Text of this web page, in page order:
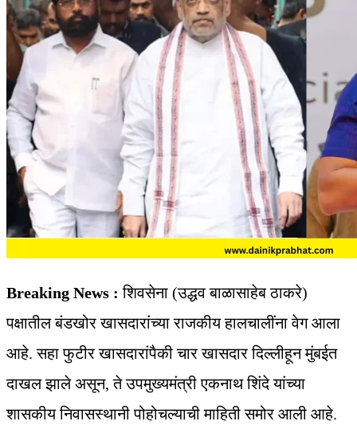
Breaking News : शिवसेना (उद्धव बाळासाहेब ठाकरे)
पक्षातील बंडखोर खासदारांच्या राजकीय हालचालींना वेग आला
आहे. सहा फुटीर खासदारांपैकी चार खासदार दिल्लीहून मुंबईत
दाखल झाले असून, ते उपमुख्यमंत्री एकनाथ शिंदे यांच्या
शासकीय निवासस्थानी पोहोचल्याची माहिती समोर आली आहे.